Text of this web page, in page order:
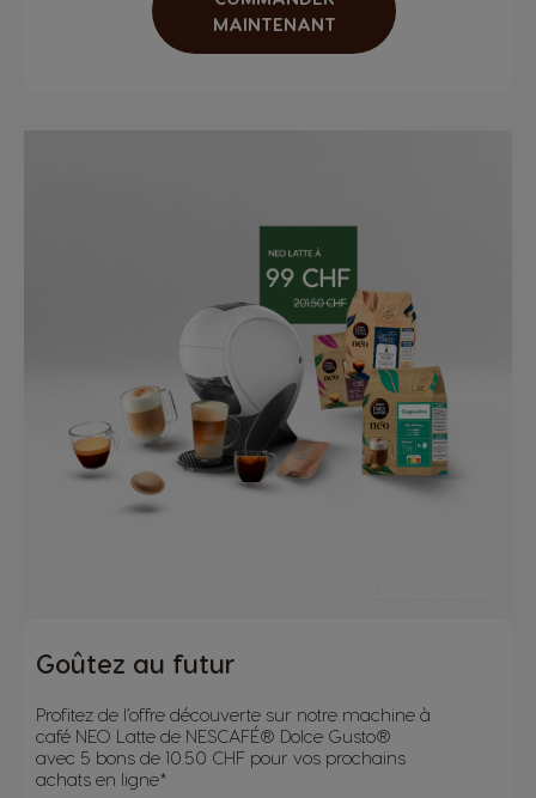
MAINTENANT
Goûtez au futur
Profitez de l’offre découverte sur notre machine à
café NEO Latte de NESCAFÉ® Dolce Gusto®
avec 5 bons de 10.50 CHF pour vos prochains
achats en ligne*